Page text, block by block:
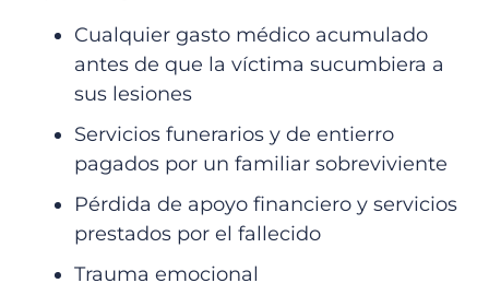
Cualquier gasto médico acumulado
antes de que la víctima sucumbiera a
sus lesiones
Servicios funerarios y de entierro
pagados por un familiar sobreviviente
Pérdida de apoyo financiero y servicios
prestados por el fallecido
Trauma emocional